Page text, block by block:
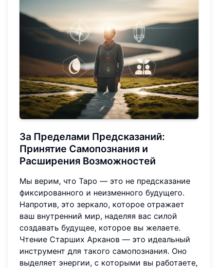
За Пределами Предсказаний:
Принятие Самопознания и
Расширения Возможностей
Мы верим, что Таро — это не предсказание
фиксированного и неизменного будущего.
Напротив, это зеркало, которое отражает
ваш внутренний мир, наделяя вас силой
создавать будущее, которое вы желаете.
Чтение Старших Арканов — это идеальный
инструмент для такого самопознания. Оно
выделяет энергии, с которыми вы работаете,